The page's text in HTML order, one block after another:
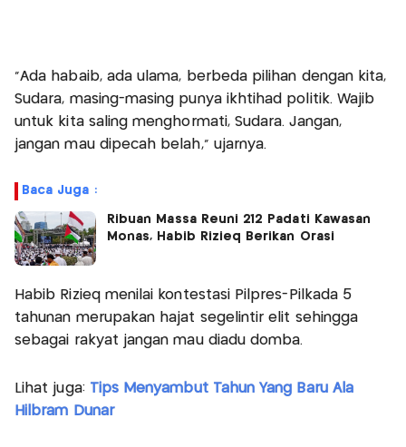
"Ada habaib, ada ulama, berbeda pilihan dengan kita,
Sudara, masing-masing punya ikhtihad politik. Wajib
untuk kita saling menghormati, Sudara. Jangan,
jangan mau dipecah belah," ujarnya.
Baca Juga :
Ribuan Massa Reuni 212 Padati Kawasan
Monas, Habib Rizieq Berikan Orasi
Habib Rizieq menilai kontestasi Pilpres-Pilkada 5
tahunan merupakan hajat segelintir elit sehingga
sebagai rakyat jangan mau diadu domba.
Lihat juga: Tips Menyambut Tahun Yang Baru Ala
Hilbram Dunar